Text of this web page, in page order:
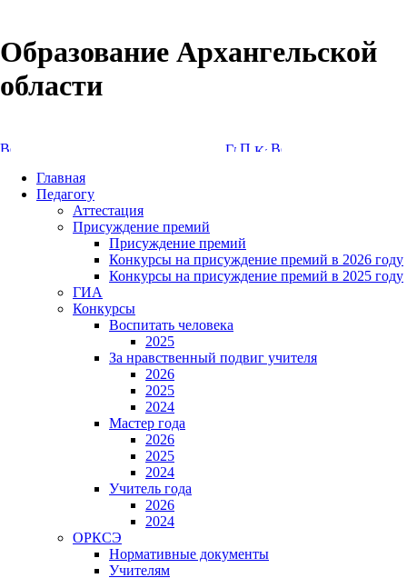
Образование Архангельской
области
Главная
Педагогу
Аттестация
Присуждение премий
Присуждение премий
Конкурсы на присуждение премий в 2026 году
Конкурсы на присуждение премий в 2025 году
ГИА
Конкурсы
Воспитать человека
2025
За нравственный подвиг учителя
2026
2025
2024
Мастер года
2026
2025
2024
Учитель года
2026
2024
ОРКСЭ
Нормативные документы
Учителям